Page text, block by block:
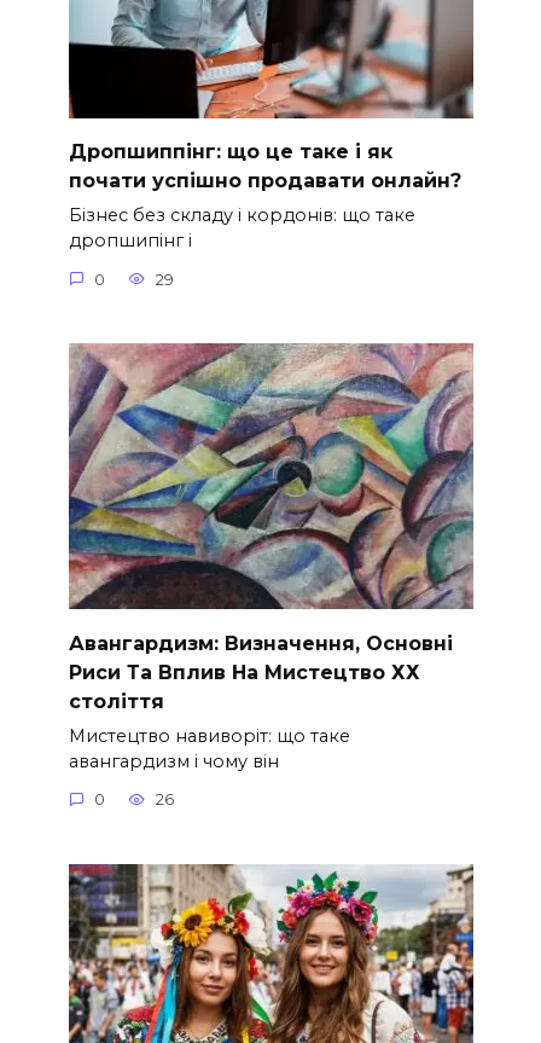
Дропшиппінг: що це таке і як
почати успішно продавати онлайн?
Бізнес без складу і кордонів: що таке
дропшипінг і
0 29
Авангардизм: Визначення, Основні
Риси Та Вплив На Мистецтво ХХ
століття
Мистецтво навиворіт: що таке
авангардизм і чому він
0 26